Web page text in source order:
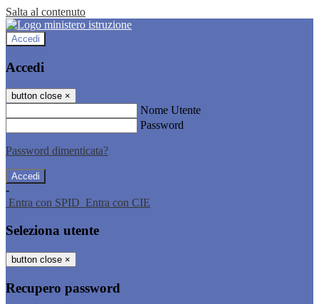
Salta al contenuto
Accedi
Accedi
button close ×
Nome Utente
Password
Password dimenticata?
-
Entra con SPID Entra con CIE
Seleziona utente
button close ×
Recupero password